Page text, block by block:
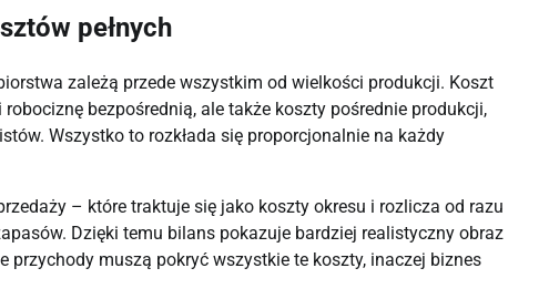
pełnych
zależą przede wszystkim od wielkości produkcji. Koszt
bezpośrednią, ale także koszty pośrednie produkcji,
Wszystko to rozkłada się proporcjonalnie na każdy
– które traktuje się jako koszty okresu i rozlicza od razu
Dzięki temu bilans pokazuje bardziej realistyczny obraz
przychody muszą pokryć wszystkie te koszty, inaczej biznes